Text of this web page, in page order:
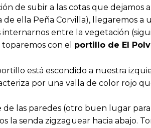
de subir a las cotas que dejamos
de ella Peña Corvilla), llegaremos a
internarnos entre la vegetación
toparemos con el portillo de El
está escondido a nuestra
por una valla de color rojo
las paredes (otro buen lugar
la senda zigzaguear hacia abajo.